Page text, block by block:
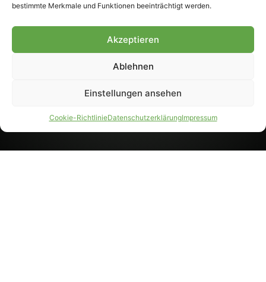
bestimmte Merkmale und Funktionen beeinträchtigt werden.
Akzeptieren
Ablehnen
Einstellungen ansehen
Cookie-RichtlinieDatenschutzerklärungImpressum
Nationalbibliothek (ISSN 1868-
Weiterverarbeitung, auch
Genehmigung.
PARTNER WERDEN
AGB